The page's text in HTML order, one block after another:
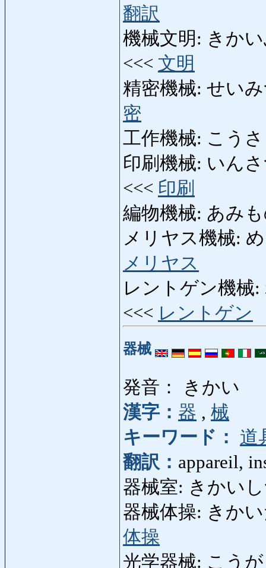
翻訳
機械文明: きかい
<<< 文明
精密機械: せい
密
工作機械: こう
印刷機械: いんさ
<<< 印刷
編物機械: あみ
メリヤス機械:
メリヤス
レントゲン機械:
<<< レントゲン
器械
発音： きかい
漢字： 器 , 械
キーワード：
道
翻訳： appareil,
器械室: きかい
器械体操: きかい
体操
光学器械: こう